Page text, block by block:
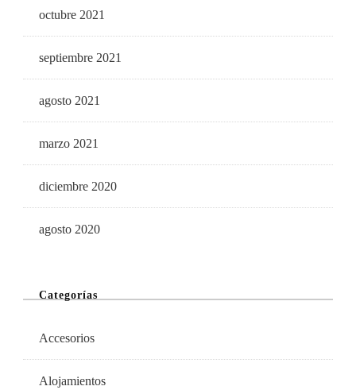
octubre 2021
septiembre 2021
agosto 2021
marzo 2021
diciembre 2020
agosto 2020
Categorías
Accesorios
Alojamientos